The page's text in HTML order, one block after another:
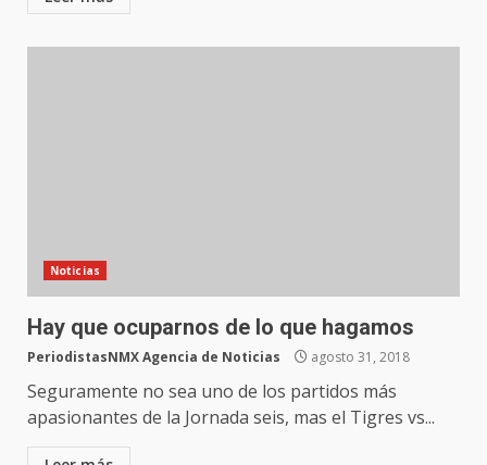
Noticias
Hay que ocuparnos de lo que hagamos
PeriodistasNMX Agencia de Noticias agosto 31, 2018
Seguramente no sea uno de los partidos más
apasionantes de la Jornada seis, mas el Tigres vs...